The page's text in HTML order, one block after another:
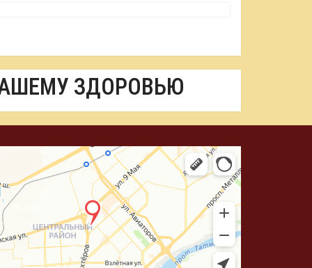
ЗДОРОВЬЮ